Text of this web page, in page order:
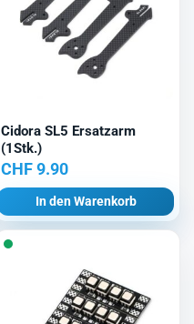
Cidora SL5 Ersatzarm
(1Stk.)
CHF9.90
In den Warenkorb